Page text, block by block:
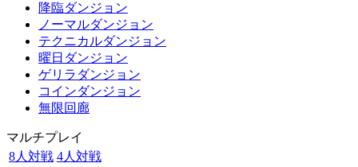
降臨ダンジョン
ノーマルダンジョン
テクニカルダンジョン
曜日ダンジョン
ゲリラダンジョン
コインダンジョン
無限回廊
マルチプレイ
8人対戦 4人対戦